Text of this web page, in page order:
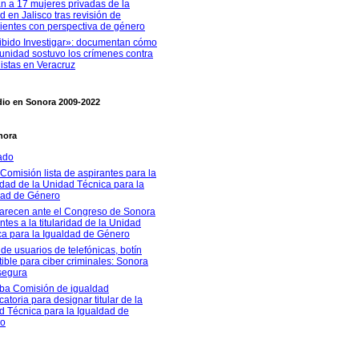
a 17 mujeres privadas de la
en Jalisco tras revisión de
con perspectiva de género
Investigar»: documentan cómo
sostuvo los crímenes contra
en Veracruz
en Sonora 2009-2022
lista de aspirantes para la
de la Unidad Técnica para la
de Género
ante el Congreso de Sonora
a la titularidad de la Unidad
para la Igualdad de Género
usuarios de telefónicas, botín
para ciber criminales: Sonora
Comisión de igualdad
para designar titular de la
Técnica para la Igualdad de